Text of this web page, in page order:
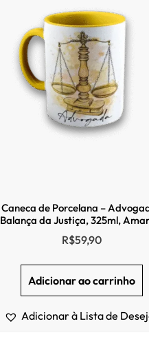
Caneca de Porcelana –
Balança da Justiça, 325ml,
R$59,90
Adicionar ao carrinho
Adicionar à Lista de